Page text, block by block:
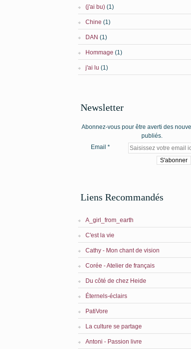
(j'ai bu) (1)
Chine (1)
DAN (1)
Hommage (1)
j'ai lu (1)
Newsletter
Abonnez-vous pour être averti des
publiés.
Email
Liens Recommandés
A_girl_from_earth
C'est la vie
Cathy - Mon chant de vision
Corée - Atelier de français
Du côté de chez Heide
Éternels-éclairs
PatiVore
La culture se partage
Antoni - Passion livre